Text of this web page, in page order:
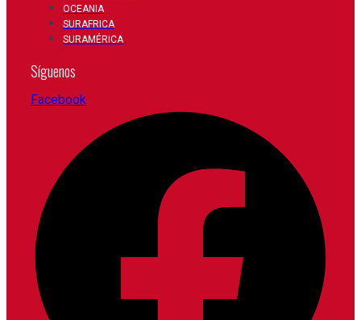
OCEANIA
SURAFRICA
SURAMÉRICA
Síguenos
Facebook